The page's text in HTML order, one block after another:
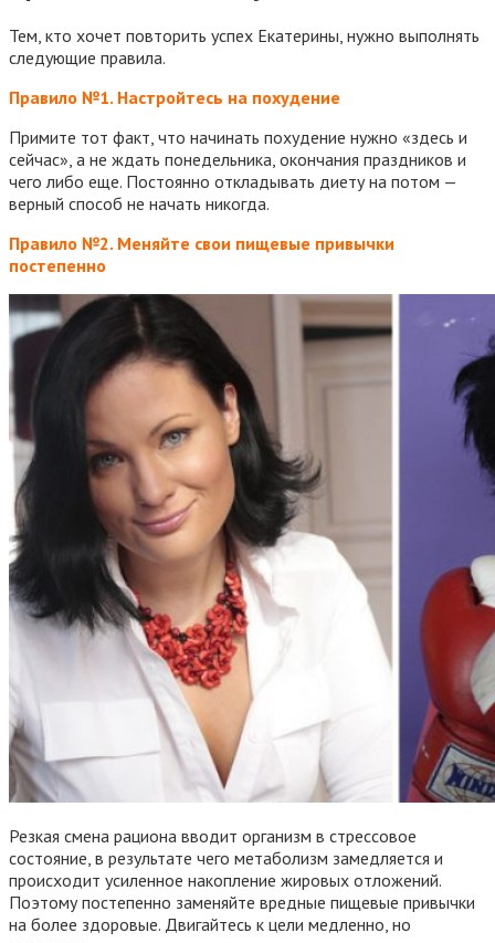
Тем, кто хочет повторить успех Екатерины, нужно выполнять
следующие правила.
Правило №1. Настройтесь на похудение
Примите тот факт, что начинать похудение нужно «здесь и
сейчас», а не ждать понедельника, окончания праздников и
чего либо еще. Постоянно откладывать диету на потом —
верный способ не начать никогда.
Правило №2. Меняйте свои пищевые привычки
постепенно
Резкая смена рациона вводит организм в стрессовое
состояние, в результате чего метаболизм замедляется и
происходит усиленное накопление жировых отложений.
Поэтому постепенно заменяйте вредные пищевые привычки
на более здоровые. Двигайтесь к цели медленно, но